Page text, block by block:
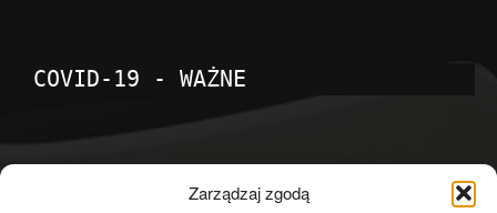
Zarządzaj zgodą
COVID-19 - WAŻNE